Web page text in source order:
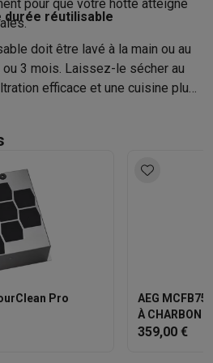
Tablettes reconditionnés
éco-chèques Sèche-linge avec
avec des éco-chèques
chèques
chèques
Enceintes Bluetooth avec des éco-
cheques
des éco-chèques
Recyclez votre vieux électro
pour que votre hotte atteigne
durée réutilisable
doit être lavé à la main ou au
3 mois. Laissez-le sécher au
efficace et une cuisine plus
Pro
AEG MCFB75
À CHARBON
359,00 €